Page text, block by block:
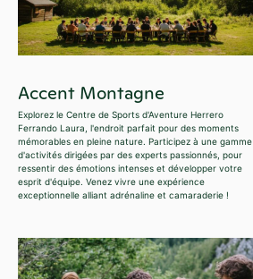
Accent Montagne
Explorez le Centre de Sports d'Aventure Herrero
Ferrando Laura, l'endroit parfait pour des moments
mémorables en pleine nature. Participez à une gamme
d'activités dirigées par des experts passionnés, pour
ressentir des émotions intenses et développer votre
esprit d'équipe. Venez vivre une expérience
exceptionnelle alliant adrénaline et camaraderie !